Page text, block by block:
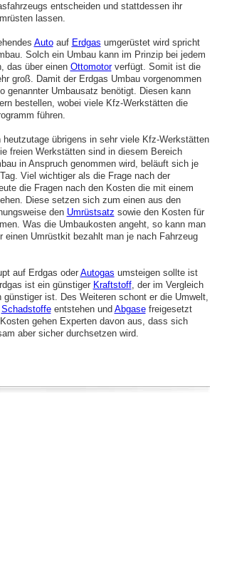
entscheiden und stattdessen ihr
lassen.
Autoauf Erdgas umgerüstet wird spricht
Solch ein Umbau kann im Prinzip bei jedem
das über einen Ottomotorverfügt. Somit ist die
groß. Damit der Erdgas Umbau vorgenommen
genannter Umbausatz benötigt. Diesen kann
bestellen, wobei viele Kfz-Werkstätten die
führen.
heutzutage übrigens in sehr viele Kfz-Werkstätten
freien Werkstätten sind in diesem Bereich
in Anspruch genommen wird, beläuft sich je
Viel wichtiger als die Frage nach der
die Fragen nach den Kosten die mit einem
Diese setzen sich zum einen aus den
den Umrüstsatz sowie den Kosten für
Was die Umbaukosten angeht, so kann man
einen Umrüstkit bezahlt man je nach Fahrzeug
auf Erdgas oder Autogas umsteigen sollte ist
ist ein günstiger Kraftstoff, der im Vergleich
ist. Des Weiteren schont er die Umwelt,
Schadstoffeentstehen und Abgasefreigesetzt
gehen Experten davon aus, dass sich
aber sicher durchsetzen wird.